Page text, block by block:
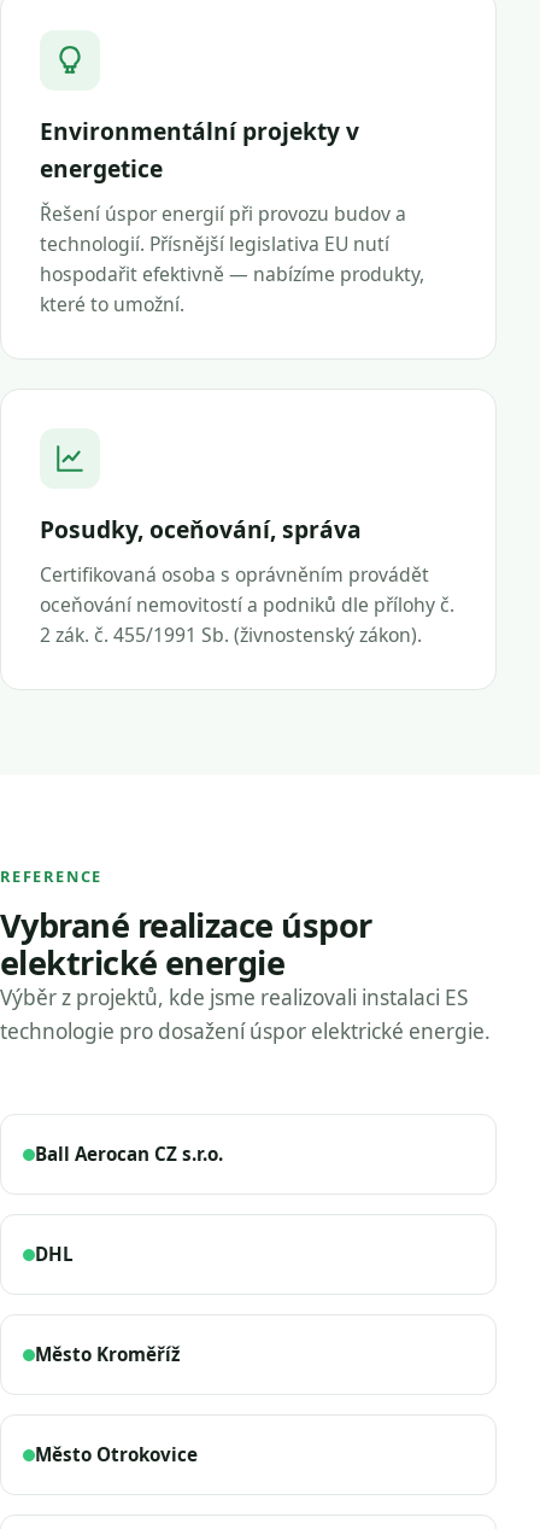
Environmentální projekty v
energetice
Řešení úspor energií při provozu budov a
technologií. Přísnější legislativa EU nutí
hospodařit efektivně — nabízíme produkty,
které to umožní.
Posudky, oceňování, správa
Certifikovaná osoba s oprávněním provádět
oceňování nemovitostí a podniků dle přílohy č.
2 zák. č. 455/1991 Sb. (živnostenský zákon).
REFERENCE
Vybrané realizace úspor
elektrické energie
Výběr z projektů, kde jsme realizovali instalaci ES
technologie pro dosažení úspor elektrické energie.
Ball Aerocan CZ s.r.o.
DHL
Město Kroměříž
Město Otrokovice